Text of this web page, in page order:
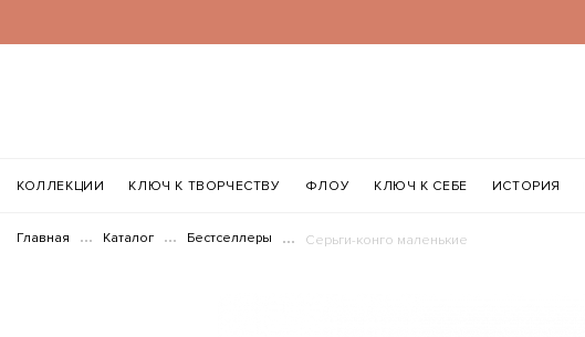
КОЛЛЕКЦИИ КЛЮЧ К ТВОРЧЕСТВУ ФЛОУ КЛЮЧ К СЕБЕ ИСТОРИЯ
Главная Каталог Бестселлеры Серьги-конго маленькие